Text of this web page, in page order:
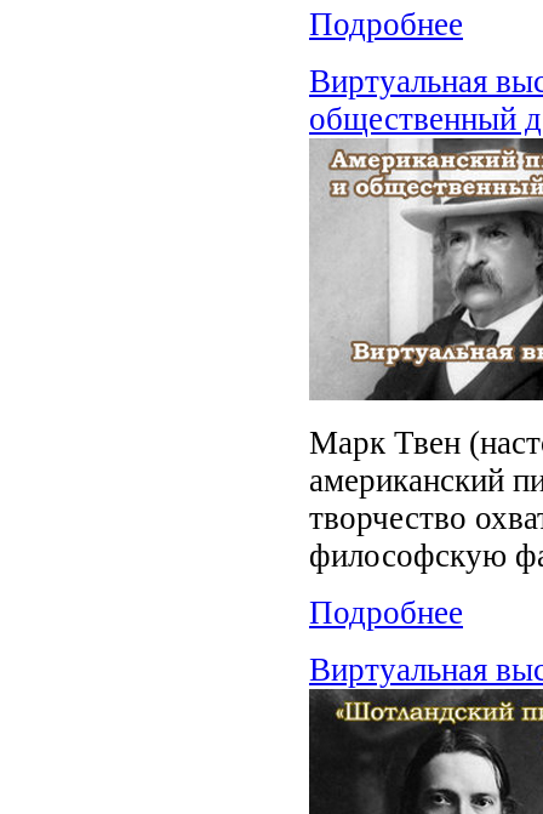
Подробнее
Виртуальная
общественный
Марк Твен
американский
творчество
философскую
Подробнее
Виртуальная